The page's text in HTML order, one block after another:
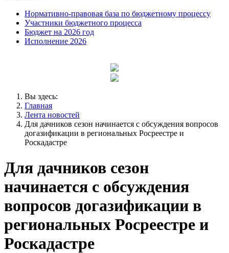
Нормативно-правовая база по бюджетному процессу
Участники бюджетного процесса
Бюджет на 2026 год
Исполнение 2026
Вы здесь:
Главная
Лента новостей
Для дачников сезон начинается с обсуждения вопросов
догазификации в региональных Росреестре и
Роскадастре
Для дачников сезон
начинается с обсуждения
вопросов догазификации в
региональных Росреестре и
Роскадастре